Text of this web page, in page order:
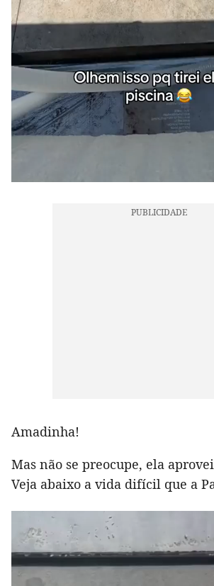
Amadinha!
Mas não se preocupe, ela
Veja abaixo a vida difícil que a